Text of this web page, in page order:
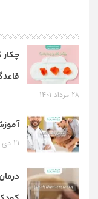
28 مرداد 1401
21 دی 1402